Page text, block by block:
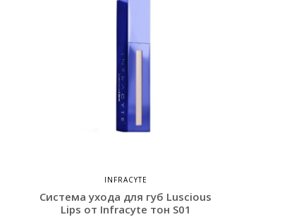
INFRACYTE
Система ухода для губ Luscious
Lips от Infracyte тон S01